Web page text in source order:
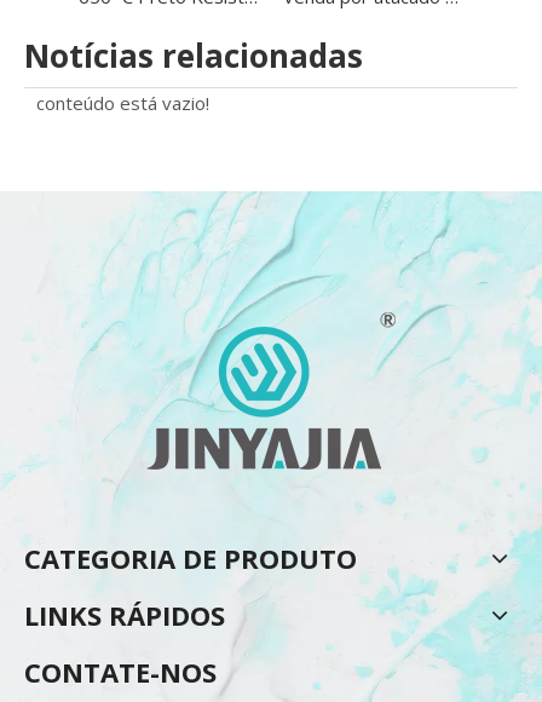
Notícias relacionadas
conteúdo está vazio!
CATEGORIA DE PRODUTO
LINKS RÁPIDOS
CONTATE-NOS